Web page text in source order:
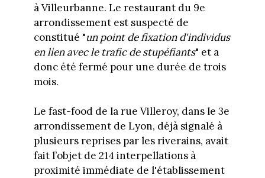
à Villeurbanne. Le restaurant du 9e
arrondissement est suspecté de
constitué "un point de fixation d'individus
en lien avec le trafic de stupéfiants" et a
donc été fermé pour une durée de trois
mois.
Le fast-food de la rue Villeroy, dans le 3e
arrondissement de Lyon, déjà signalé à
plusieurs reprises par les riverains, avait
fait l’objet de 214 interpellations à
proximité immédiate de l'établissement